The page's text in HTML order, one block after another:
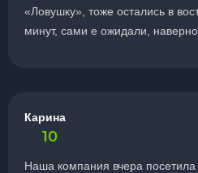
«Ловушку», тоже остались в
минут, сами е ожидали,
Карина
10
Наша компания вчера посетила